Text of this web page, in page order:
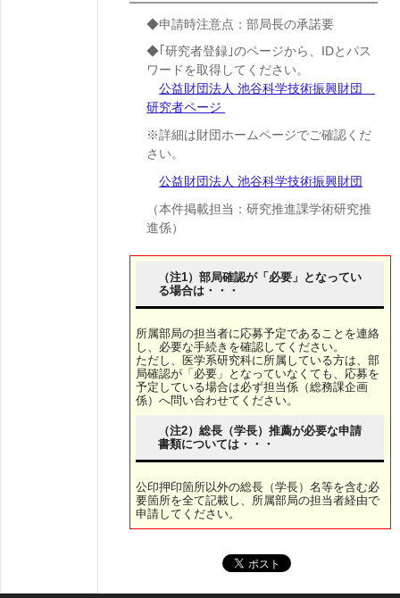
◆申請時注意点：部局長の承諾要
◆｢研究者登録｣のページから、 IDとパス
ワードを取得してください。
公益財団法人 池谷科学技術振興財団
研究者ページ
※詳細は財団ホームページでご確認くだ
さい。
公益財団法人 池谷科学技術振興財団
（本件掲載担当：研究推進課学術研究推
進係）
（注1）部局確認が「必要」となってい
る場合は・・・
所属部局の担当者に応募予定であることを連絡
し、必要な手続きを確認してください。
ただし、医学系研究科に所属している方は、部
局確認が「必要」となっていなくても、応募を
予定している場合は必ず担当係（総務課企画
係）へ問い合わせてください。
（注2）総長（学長）推薦が必要な申請
書類については・・・
公印押印箇所以外の総長（学長）名等を含む必
要箇所を全て記載し、所属部局の担当者経由で
申請してください。